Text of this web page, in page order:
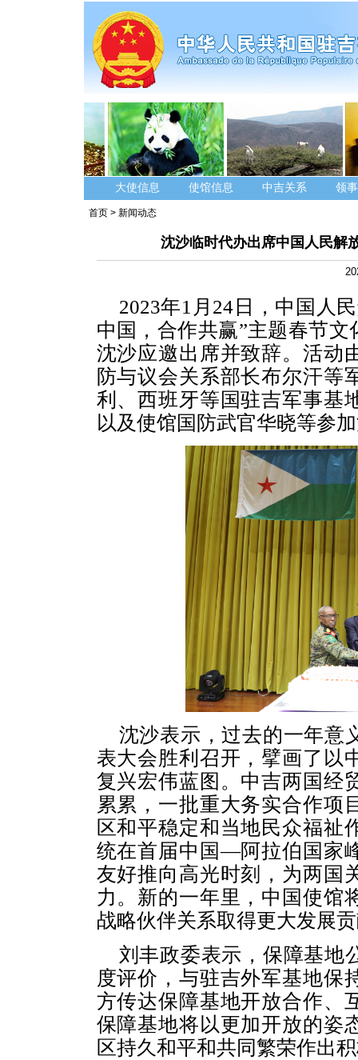
大使信息 使馆信息 中吉关系 领
首页 > 新闻动态
沈沙临时代办出席中国人民解
2023年1月24日，中国人
中国，合作共赢”主题春节
沈沙应邀出席并致辞。活动
防与议会关系部长布尔汗等
利、西班牙等国驻吉军事基
以及使馆国防武官华晓等参
沈沙表示，过去的一年意
表大会胜利召开，擘画了以
复兴宏伟蓝图。中吉两国经
累累，一批重大务实合作项
区和平稳定和当地民众福祉
统在首届中国—阿拉伯国家
友好推向高光时刻，为两国
力。新的一年里，中国使馆
战略伙伴关系取得更大发展
刘丰政委表示，保障基地
度评价，与驻吉外军基地保
方传达保障基地开放合作、
保障基地将以更加开放的姿
区持久和平和共同繁荣作出